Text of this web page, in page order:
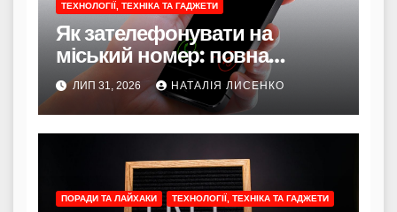
ТЕХНОЛОГІЇ, ТЕХНІКА ТА ГАДЖЕТИ
Як зателефонувати на
міський номер: повна
інструкція 2026 року
ЛИП 31, 2026 НАТАЛІЯ ЛИСЕНКО
ПОРАДИ ТА ЛАЙХАКИ ТЕХНОЛОГІЇ, ТЕХНІКА ТА ГАДЖЕТИ